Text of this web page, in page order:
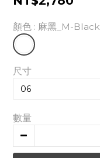
顏色 : 麻黑_M-Black
尺寸
數量